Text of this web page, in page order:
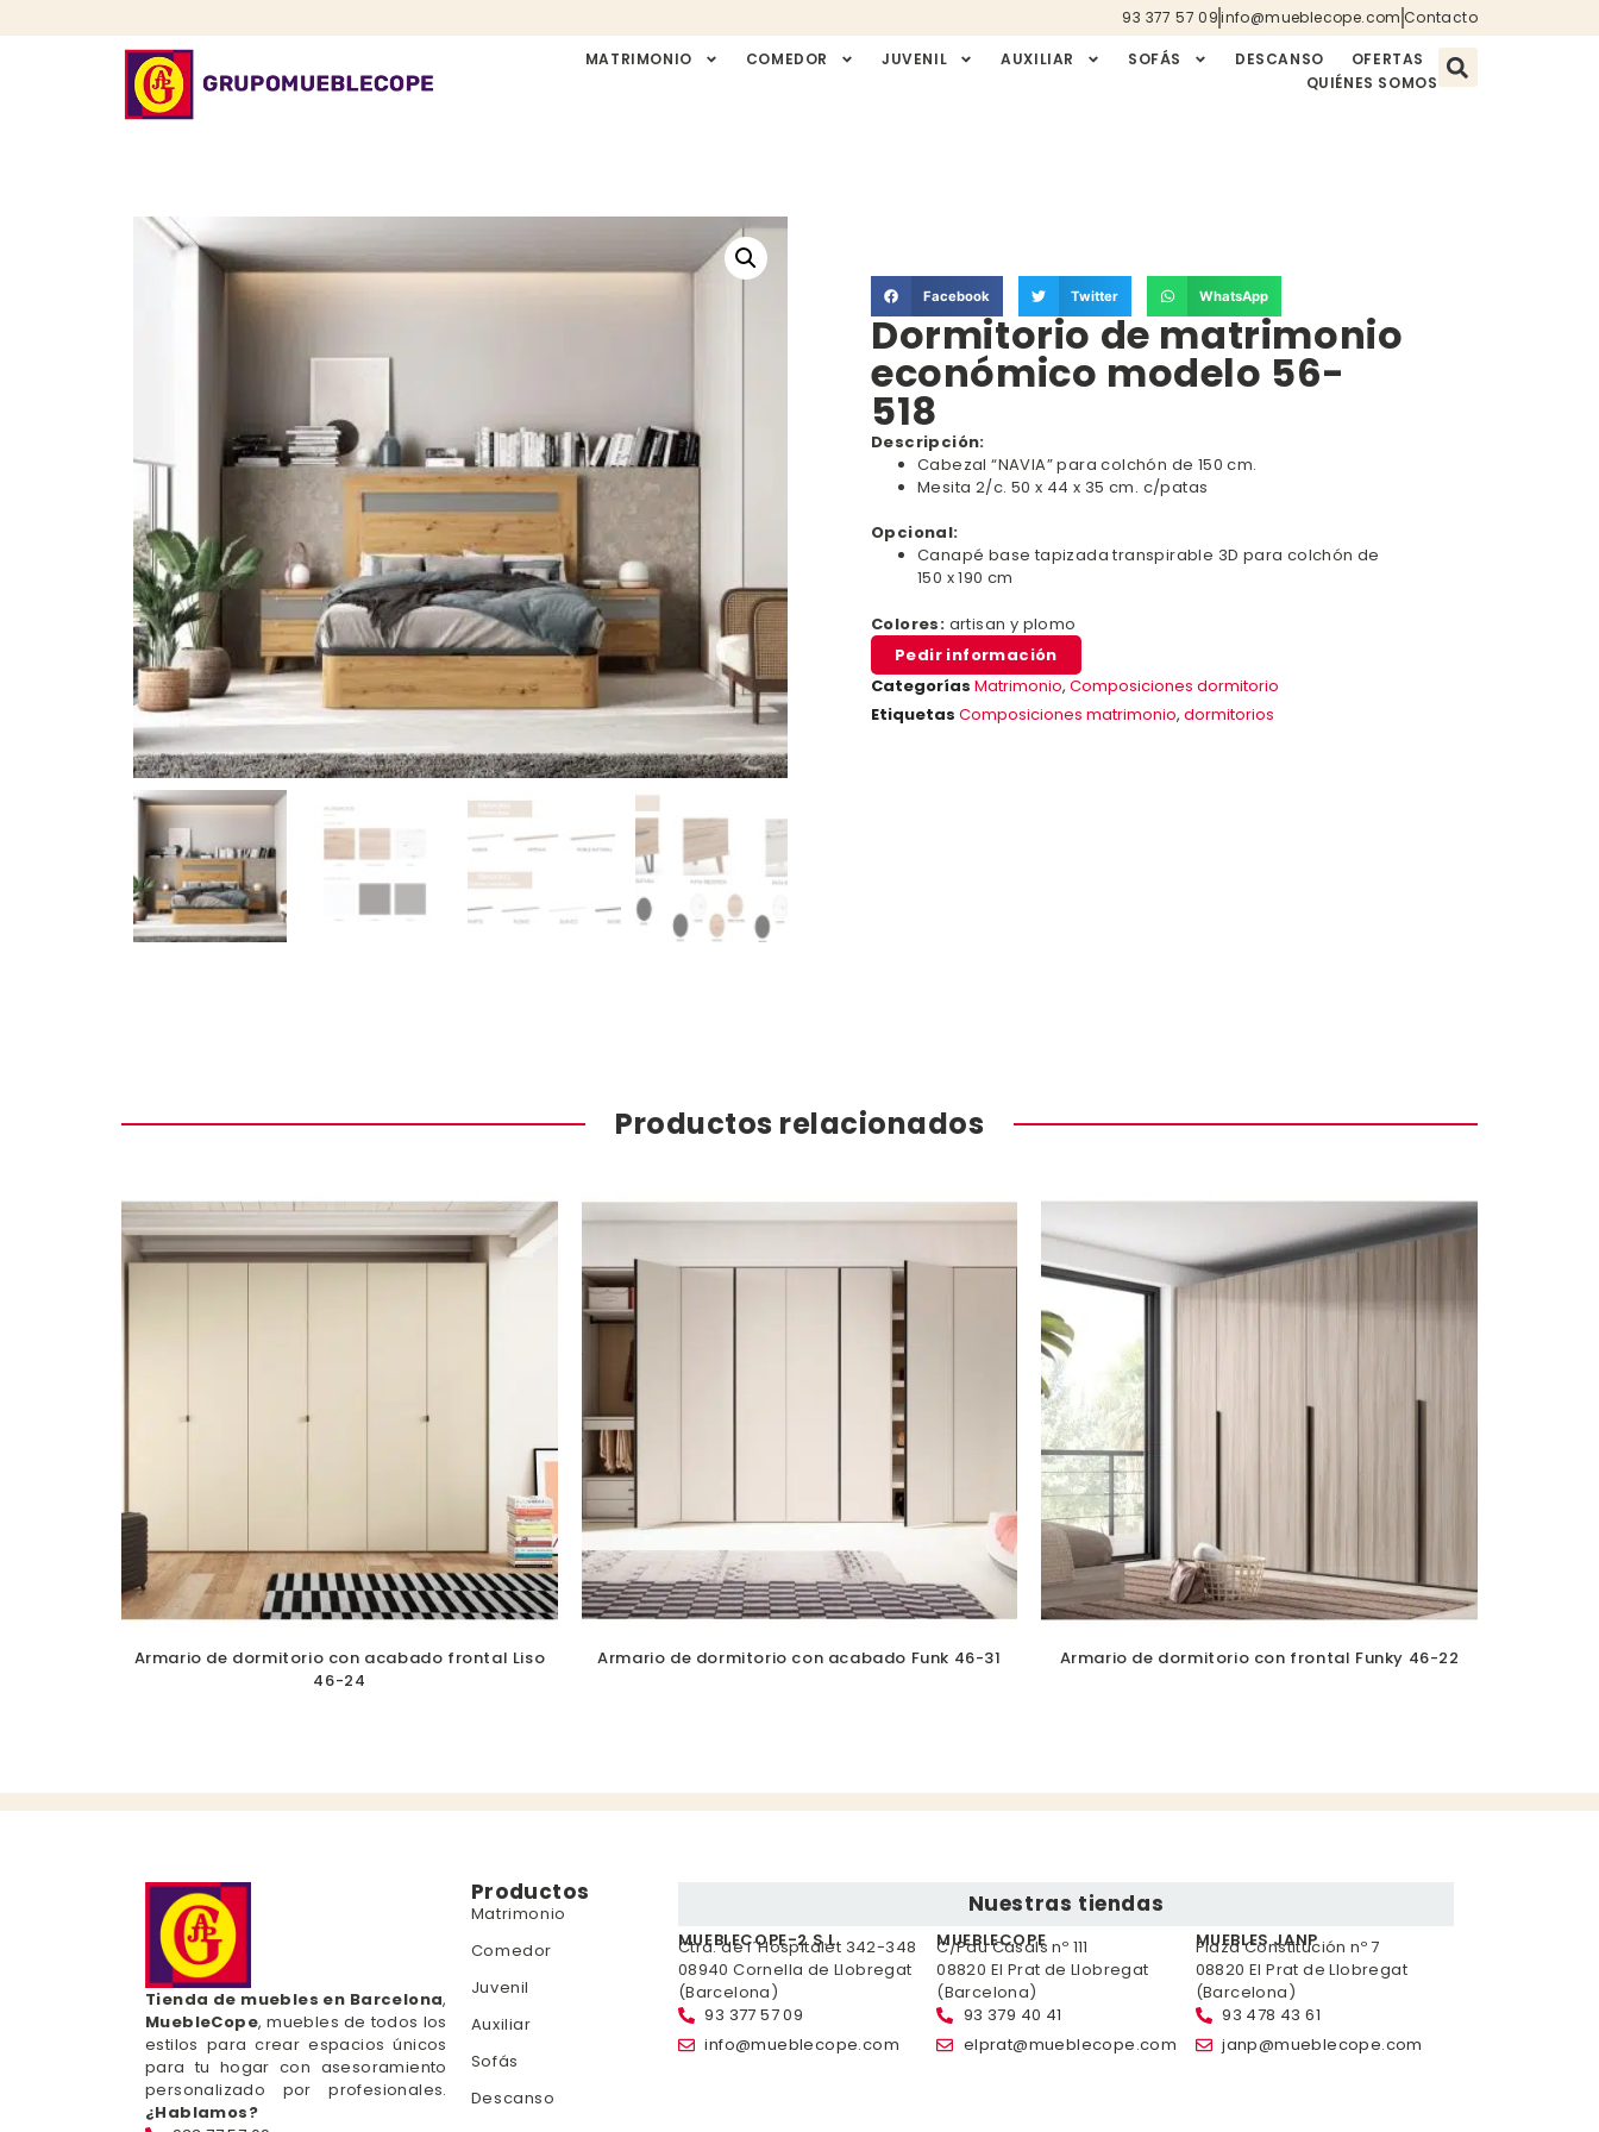
93 377 57 09info@mueblecope.com Contacto
MATRIMONIO COMEDOR JUVENIL AUXILIAR SOFÁS DESCANSO
OFERTAS
QUIÉNES SOMOS
Facebook Twitter WhatsApp
Dormitorio de matrimonio
económico modelo 56-
518
Descripción:
Cabezal “NAVIA” para colchón de 150 cm.
Mesita 2/c. 50 x 44 x 35 cm. c/patas
Opcional:
Canapé base tapizada transpirable 3D para colchón de
150 x 190 cm
Colores: artisan y plomo
Pedir información
Categorías Matrimonio, Composiciones dormitorio
Etiquetas Composiciones matrimonio, dormitorios
Productos relacionados
Armario de dormitorio con acabado frontal Liso
46-24
Armario de dormitorio con acabado Funk 46-31 Armario de dormitorio con frontal Funky 46-22
Tienda de muebles en Barcelona,
MuebleCope, muebles de todos los
estilos para crear espacios únicos
para tu hogar con asesoramiento
personalizado por profesionales.
¿Hablamos?
Productos
Matrimonio
Comedor
Juvenil
Auxiliar
Sofás
Descanso
Nuestras tiendas
MUEBLECOPE-2 S.L.
Ctra. de l´Hospitalet 342-348
08940 Cornella de Llobregat
(Barcelona)
93 377 57 09
info@mueblecope.com
MUEBLECOPE
C/Pau Casals nº 111
08820 El Prat de Llobregat
(Barcelona)
93 379 40 41
elprat@mueblecope.com
MUEBLES JANP
Plaza Constitución nº 7
08820 El Prat de Llobregat
(Barcelona)
93 478 43 61
janp@mueblecope.com